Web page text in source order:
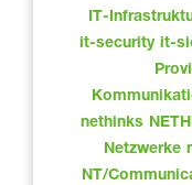
IT-
it-security it-
nethinks
Netzwerke
NT/